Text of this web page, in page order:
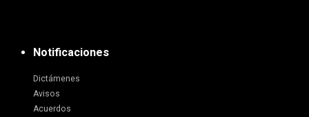
Notificaciones
Dictámenes
Avisos
Acuerdos